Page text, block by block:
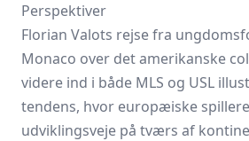
Perspektiver
Florian Valots rejse fra
Monaco over det amerikanske
videre ind i både MLS og USL
tendens, hvor europæiske
udviklingsveje på tværs af